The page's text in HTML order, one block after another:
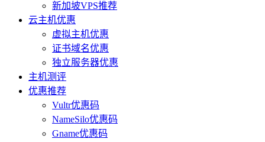
新加坡VPS推荐
云主机优惠
虚拟主机优惠
证书域名优惠
独立服务器优惠
主机测评
优惠推荐
Vultr优惠码
NameSilo优惠码
Gname优惠码